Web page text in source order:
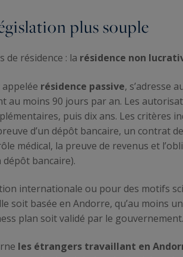
plus souple
résidence : la résidence non
résidence passive, s’adresse
au moins 90 jours par an. Les
puis dix ans. Les critères
d’un dépôt bancaire, un
médical, la preuve de revenus et
bancaire).
internationale ou pour des motifs
soit basée en Andorre, qu’au moins
plan soit validé par le gouvernement.
les étrangers travaillant en